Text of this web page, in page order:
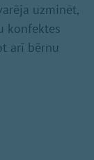
uzminēt,
konfektes
arī bērnu